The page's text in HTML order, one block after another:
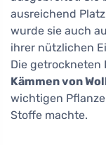
ausreichend
wurde sie auch
ihrer nützlichen
Die
Kämmen von
wichtigen
Stoffe machte.